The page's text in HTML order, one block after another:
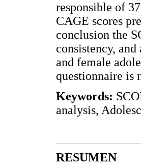
responsible of
CAGE scores
conclusion the
consistency,
and female
questionnaire is
Keywords:
analysis,
RESUMEN